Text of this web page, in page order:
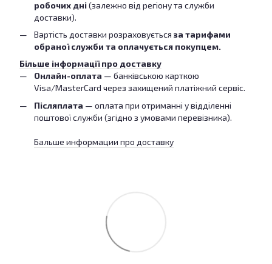
робочих дні(залежно від регіону та служби
доставки).
Вартість доставки розраховується за тарифами
обраної служби та оплачується покупцем.
Більше інформації про доставку
Онлайн-оплата — банківською карткою
Visa/MasterCard через захищений платіжний сервіс.
Післяплата — оплата при отриманні у відділенні
поштової служби (згідно з умовами перевізника).
Бальше информации про доставку